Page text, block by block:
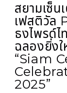
สยามเซ็
เฟสติวัล
ธงไพรด์ไ
ฉลองยิ่ง
“Siam
2025”